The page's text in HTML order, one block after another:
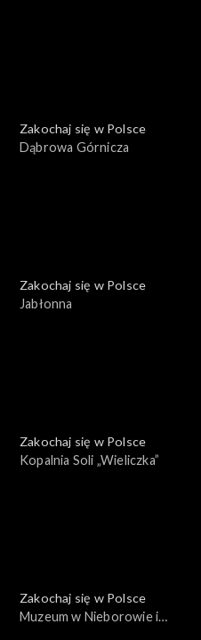
Zakochaj się w Polsce
Dąbrowa Górnicza
Zakochaj się w Polsce
Jabłonna
Zakochaj się w Polsce
Kopalnia Soli „Wieliczka”
Zakochaj się w Polsce
Muzeum w Nieborowie i